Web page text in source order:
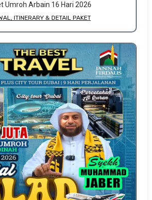
Umroh Arbain 16 Hari 2026
ITINERARY & DETAIL PAKET